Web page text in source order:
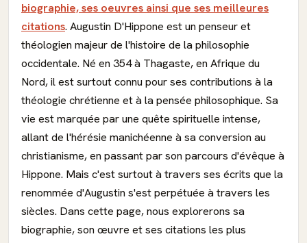
biographie, ses oeuvres ainsi que ses meilleures
citations. Augustin D'Hippone est un penseur et
théologien majeur de l'histoire de la philosophie
occidentale. Né en 354 à Thagaste, en Afrique du
Nord, il est surtout connu pour ses contributions à la
théologie chrétienne et à la pensée philosophique. Sa
vie est marquée par une quête spirituelle intense,
allant de l'hérésie manichéenne à sa conversion au
christianisme, en passant par son parcours d'évêque à
Hippone. Mais c'est surtout à travers ses écrits que la
renommée d'Augustin s'est perpétuée à travers les
siècles. Dans cette page, nous explorerons sa
biographie, son œuvre et ses citations les plus